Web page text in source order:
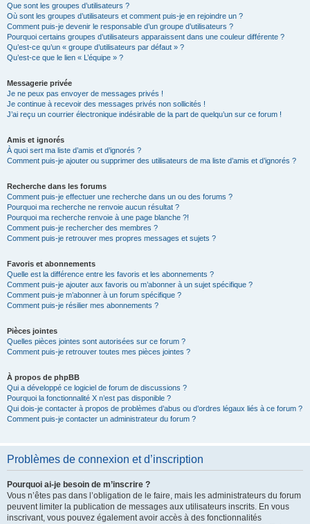
Que sont les groupes d’utilisateurs ?
Où sont les groupes d’utilisateurs et comment puis-je en rejoindre un ?
Comment puis-je devenir le responsable d’un groupe d’utilisateurs ?
Pourquoi certains groupes d’utilisateurs apparaissent dans une couleur différente ?
Qu’est-ce qu’un « groupe d’utilisateurs par défaut » ?
Qu’est-ce que le lien « L’équipe » ?
Messagerie privée
Je ne peux pas envoyer de messages privés !
Je continue à recevoir des messages privés non sollicités !
J’ai reçu un courrier électronique indésirable de la part de quelqu’un sur ce forum !
Amis et ignorés
À quoi sert ma liste d’amis et d’ignorés ?
Comment puis-je ajouter ou supprimer des utilisateurs de ma liste d’amis et d’ignorés ?
Recherche dans les forums
Comment puis-je effectuer une recherche dans un ou des forums ?
Pourquoi ma recherche ne renvoie aucun résultat ?
Pourquoi ma recherche renvoie à une page blanche ?!
Comment puis-je rechercher des membres ?
Comment puis-je retrouver mes propres messages et sujets ?
Favoris et abonnements
Quelle est la différence entre les favoris et les abonnements ?
Comment puis-je ajouter aux favoris ou m’abonner à un sujet spécifique ?
Comment puis-je m’abonner à un forum spécifique ?
Comment puis-je résilier mes abonnements ?
Pièces jointes
Quelles pièces jointes sont autorisées sur ce forum ?
Comment puis-je retrouver toutes mes pièces jointes ?
À propos de phpBB
Qui a développé ce logiciel de forum de discussions ?
Pourquoi la fonctionnalité X n’est pas disponible ?
Qui dois-je contacter à propos de problèmes d’abus ou d’ordres légaux liés à ce forum ?
Comment puis-je contacter un administrateur du forum ?
Problèmes de connexion et d’inscription
Pourquoi ai-je besoin de m’inscrire ?
Vous n’êtes pas dans l’obligation de le faire, mais les administrateurs du forum
peuvent limiter la publication de messages aux utilisateurs inscrits. En vous
inscrivant, vous pouvez également avoir accès à des fonctionnalités